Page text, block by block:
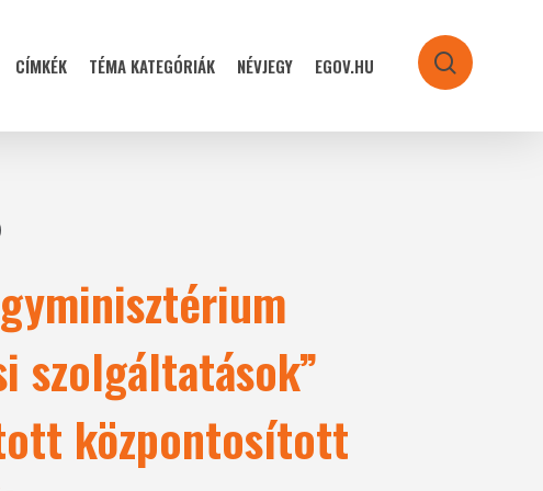
CÍMKÉK TÉMA KATEGÓRIÁK NÉVJEGY EGOV.HU search
szolgáltatások”
központosított